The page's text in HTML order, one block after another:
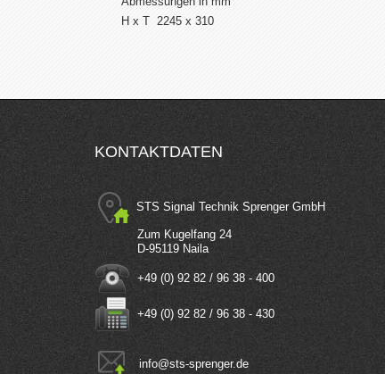
H x T 2245 x 310
KONTAKTDATEN
STS Signal Technik Sprenger GmbH
Zum Kugelfang 24
D-95119 Naila
+49 (0) 92 82 / 96 38 - 400
+49 (0) 92 82 / 96 38 - 430
info@sts-sprenger.de